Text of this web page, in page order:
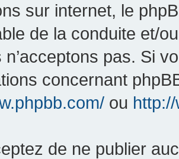
sur internet, le
de la conduite et/
n’acceptons pas. Si
concernant
ou
de ne publier